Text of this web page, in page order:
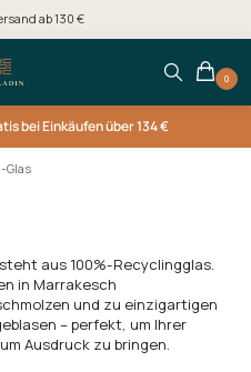
ab 130 €
0
bei Einkäufen über 134 €
Glas
aus 100%-Recyclingglas.
in Marrakesch
und zu einzigartigen
– perfekt, um Ihrer
Ausdruck zu bringen.